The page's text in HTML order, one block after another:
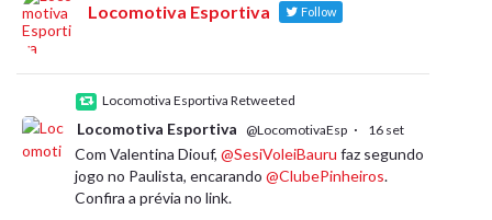
Locomotiva Esportiva Follow
Locomotiva Esportiva Retweeted
Locomotiva Esportiva @LocomotivaEsp · 16 set
Com Valentina Diouf, @SesiVoleiBauru faz segundo
jogo no Paulista, encarando @ClubePinheiros.
Confira a prévia no link.